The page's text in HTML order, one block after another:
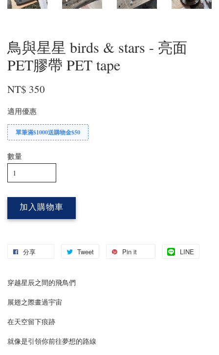
鳥與星星 birds & stars - 亮面
PET膠帶 PET tape
NT$ 350
適用優惠
單筆滿$1000送購物金$50
數量
加入購物車
分享 Tweet Pin it LINE
穿越星辰之間的飛鳥們
展翅之際畫過宇宙
在天空留下痕跡
就像是引領你前往夢想的路線